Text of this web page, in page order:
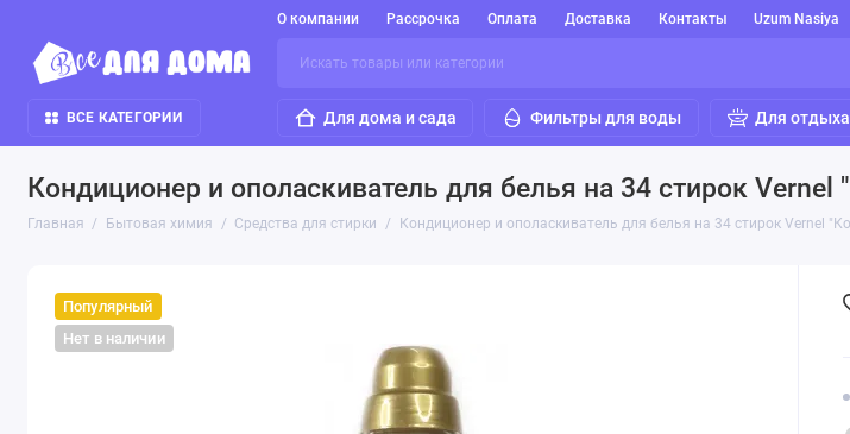
О компании Рассрочка Оплата Доставка Контакты Uzum Nasiya
ВСЕ КАТЕГОРИИ Для дома и сада Фильтры для воды Для
Кондиционер и ополаскиватель для белья на 34 стирок
Главная Бытовая химия Средства для стирки Кондиционер и ополаскиватель для белья на 34 стирок Vernel
Популярный
Нет в наличии